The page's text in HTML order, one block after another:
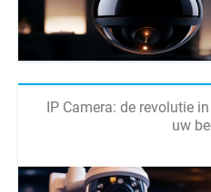
IP Camera: de revolutie
uw